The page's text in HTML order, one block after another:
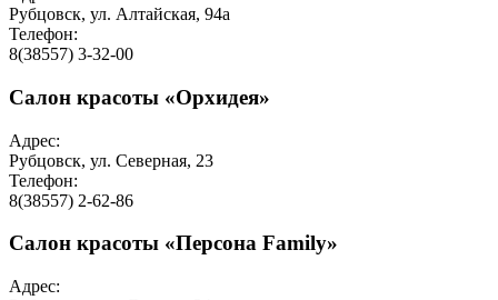
Рубцовск, ул. Алтайская, 94а
Телефон:
8(38557) 3-32-00
Салон красоты «Орхидея»
Адрес:
Рубцовск, ул. Северная, 23
Телефон:
8(38557) 2-62-86
Салон красоты «Персона Family»
Адрес: